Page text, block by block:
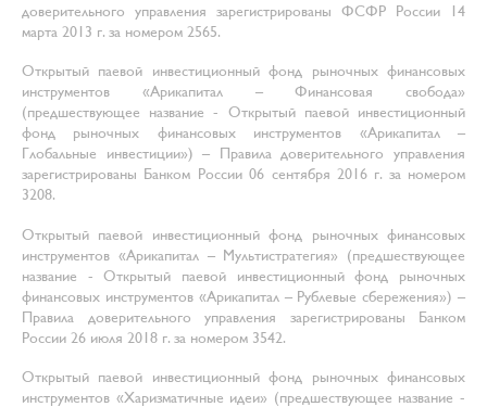
доверительного управления зарегистрированы ФСФР России 14
марта 2013 г. за номером 2565.
Открытый паевой инвестиционный фонд рыночных финансовых
инструментов «Арикапитал – Финансовая свобода»
(предшествующее название - Открытый паевой инвестиционный
фонд рыночных финансовых инструментов «Арикапитал –
Глобальные инвестиции») – Правила доверительного управления
зарегистрированы Банком России 06 сентября 2016 г. за номером
3208.
Открытый паевой инвестиционный фонд рыночных финансовых
инструментов «Арикапитал – Мультистратегия» (предшествующее
название - Открытый паевой инвестиционный фонд рыночных
финансовых инструментов «Арикапитал – Рублевые сбережения») –
Правила доверительного управления зарегистрированы Банком
России 26 июля 2018 г. за номером 3542.
Открытый паевой инвестиционный фонд рыночных финансовых
инструментов «Харизматичные идеи» (предшествующее название -